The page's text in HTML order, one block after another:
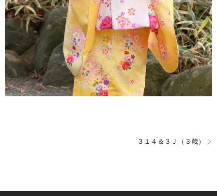
３１４＆３Ｊ（３歳）